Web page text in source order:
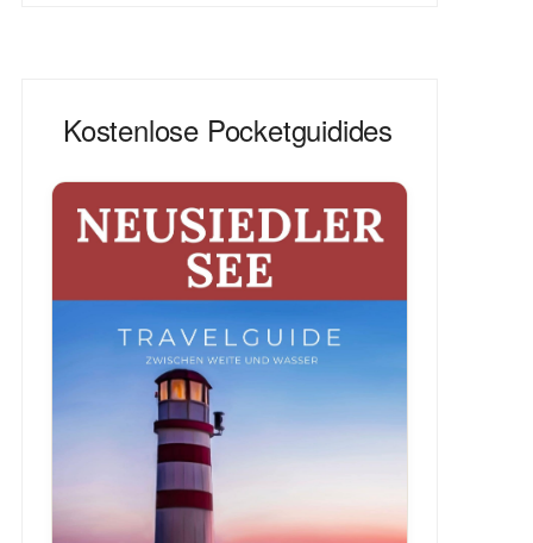
Kostenlose Pocketguidides